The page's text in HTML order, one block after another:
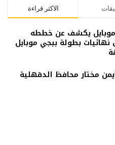
الاكثر قراءة
موبايل يكشف عن خططه
نهائيات بطولة ببجي موبايل
مختار محافظ الدقهلية